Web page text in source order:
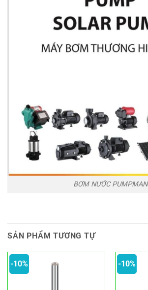
BƠM NƯỚC PUMPMAN
SẢN PHẨM TƯƠNG TỰ
-10% -10%